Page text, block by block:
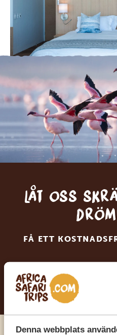
Denna webbplats
Låt oss
FÅ ETT
BÖRJA PLANERA